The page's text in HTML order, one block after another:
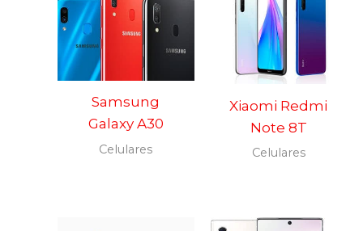
Samsung
Galaxy A30
Celulares
Xiaomi Redmi
Note 8T
Celulares